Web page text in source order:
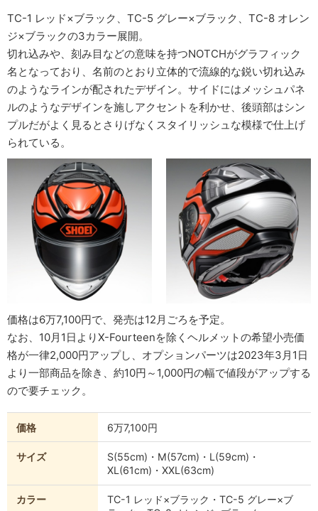
TC-1 レッド×ブラック、TC-5 グレー×ブラック、TC-8 オレン
ジ×ブラックの3カラー展開。
切れ込みや、刻み目などの意味を持つNOTCHがグラフィック
名となっており、名前のとおり立体的で流線的な鋭い切れ込み
のようなラインが配されたデザイン。サイドにはメッシュパネ
ルのようなデザインを施しアクセントを利かせ、後頭部はシン
プルだがよく見るとさりげなくスタイリッシュな模様で仕上げ
られている。
価格は6万7,100円で、発売は12月ごろを予定。
なお、10月1日よりX-Fourteenを除くヘルメットの希望小売価
格が一律2,000円アップし、オプションパーツは2023年3月1日
より一部商品を除き、約10円～1,000円の幅で値段がアップする
ので要チェック。
価格 6万7,100円
サイズ
S(55cm)・M(57cm)・L(59cm)・
XL(61cm)・XXL(63cm)
カラー
TC-1 レッド×ブラック・TC-5 グレー×ブ